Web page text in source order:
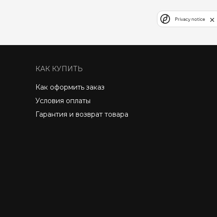
КАК КУПИТЬ
Как оформить заказ
Условия оплаты
Гарантия и возврат товара
Privacy notice